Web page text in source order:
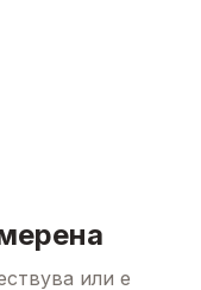
или е